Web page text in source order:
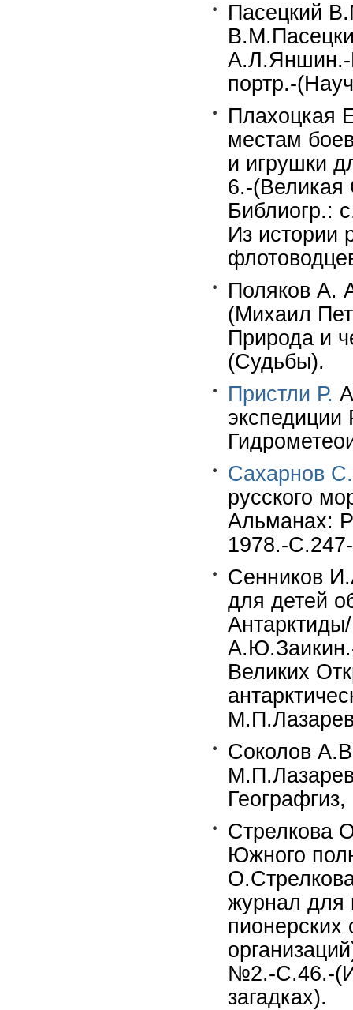
Пасецкий
А.Л.Яншин.-
портр.-
Плахоцкая
местам
и игрушки
6.-(Великая
Библиогр.:
Из истории
Поляков А.
(Михаил
Природа и
(Судьбы).
Пристли Р.
экспедиции
Сахарнов
русского
Альманах:
1978.-
Сенников
для детей
Великих
Соколов
Стрелкова
Южного
журнал для
пионерских
№2.-С.46.-
загадках).